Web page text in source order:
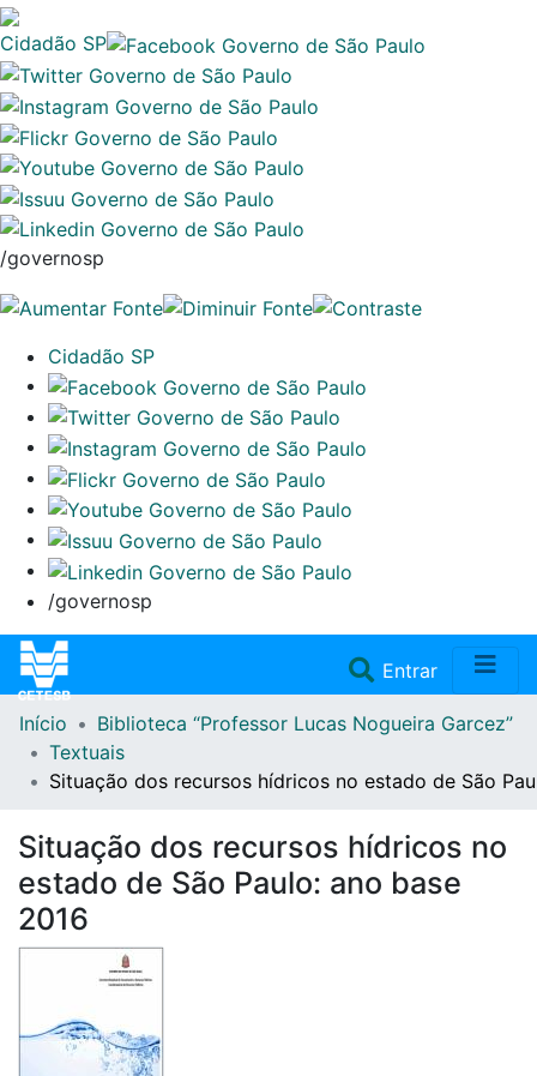
Cidadão SP
/governosp
Cidadão SP
/governosp
Entrar(current)
Home
Repositório
Doações/Aquisições
Fale Conosco
Início
Biblioteca “Professor Lucas Nogueira Garcez”
Textuais
Situação dos recursos hídricos no estado de São
Situação dos recursos hídricos no
estado de São Paulo: ano base
2016